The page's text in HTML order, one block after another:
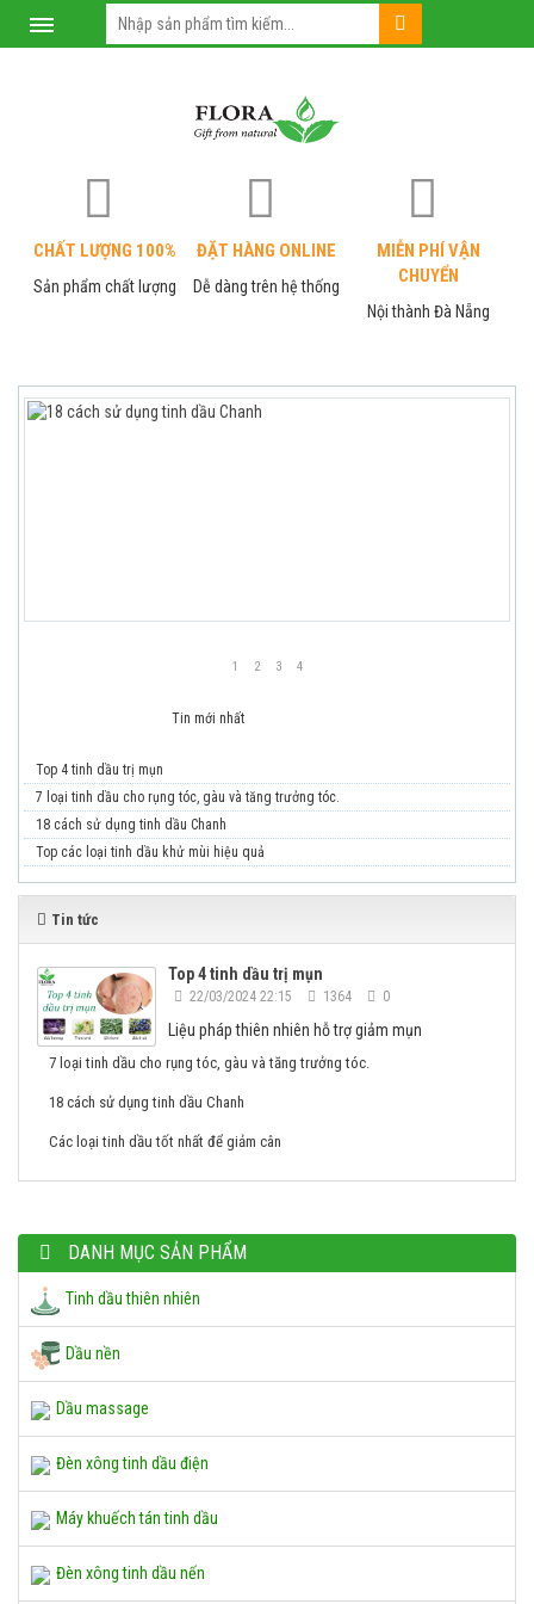
CHẤT LƯỢNG 100%
Sản phẩm chất lượng
ĐẶT HÀNG ONLINE
Dễ dàng trên hệ thống
MIỄN PHÍ VẬN
CHUYỂN
Nội thành Đà Nẵng
1 2 3 4
Tin mới nhất
Top 4 tinh dầu trị mụn
7 loại tinh dầu cho rụng tóc, gàu và tăng trưởng tóc.
18 cách sử dụng tinh dầu Chanh
Top các loại tinh dầu khử mùi hiệu quả
Tin tức
Top 4 tinh dầu trị mụn
22/03/2024 22:15 1364 0
Liệu pháp thiên nhiên hỗ trợ giảm mụn
7 loại tinh dầu cho rụng tóc, gàu và tăng trưởng tóc.
18 cách sử dụng tinh dầu Chanh
Các loại tinh dầu tốt nhất để giảm cân
DANH MỤC SẢN PHẨM
Tinh dầu thiên nhiên
Dầu nền
Dầu massage
Đèn xông tinh dầu điện
Máy khuếch tán tinh dầu
Đèn xông tinh dầu nến